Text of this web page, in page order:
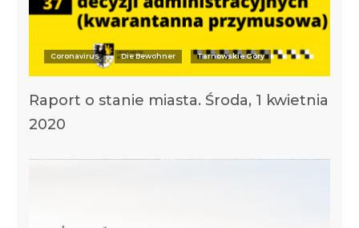
Coronavirus Die Bewohner Tarnowskie Góry
Raport o stanie miasta. Środa, 1 kwietnia
2020